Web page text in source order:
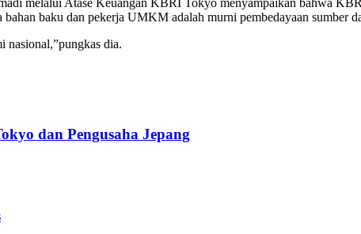
melalui Atase Keuangan KBRI Tokyo menyampaikan bahwa
baku dan pekerja UMKM adalah murni pembedayaan sumber
nasional,”pungkas dia.
dan Pengusaha Jepang